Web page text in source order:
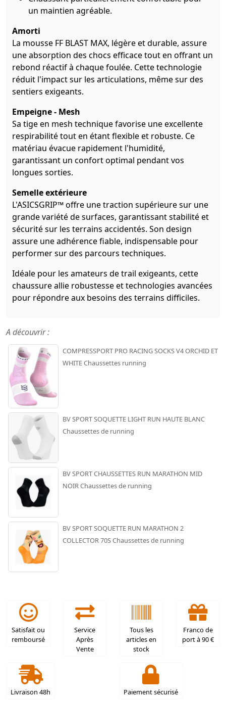
un maintien agréable.
Amorti
La mousse FF BLAST MAX, légère et durable, assure
une absorption des chocs efficace tout en offrant un
rebond réactif à chaque foulée. Cette technologie
réduit l'impact sur les articulations, même sur des
sentiers exigeants.
Empeigne - Mesh
Sa tige en mesh technique favorise une excellente
respirabilité tout en étant flexible et robuste. Ce
matériau évacue rapidement l'humidité,
garantissant un confort optimal pendant vos
longues sorties.
Semelle extérieure
L'ASICSGRIP™ offre une traction supérieure sur une
grande variété de surfaces, garantissant stabilité et
sécurité sur les terrains accidentés. Son design
assure une adhérence fiable, indispensable pour
performer sur des parcours techniques.
Idéale pour les amateurs de trail exigeants, cette
chaussure allie robustesse et technologies avancées
pour répondre aux besoins des terrains difficiles.
A découvrir :
COMPRESSPORT PRO RACING SOCKS V4 ORCHID ET
WHITE Chaussettes running
BV SPORT SOQUETTE LIGHT RUN HAUTE BLANC
Chaussettes de running
BV SPORT CHAUSSETTES RUN MARATHON MID
NOIR Chaussettes de running
BV SPORT SOQUETTE RUN MARATHON 2
COLLECTOR 70S Chaussettes de running
Satisfait ou
remboursé
Service
Après
Vente
Tous les
articles en
stock
Franco de
port à 90 €
Livraison 48h Paiement sécurisé